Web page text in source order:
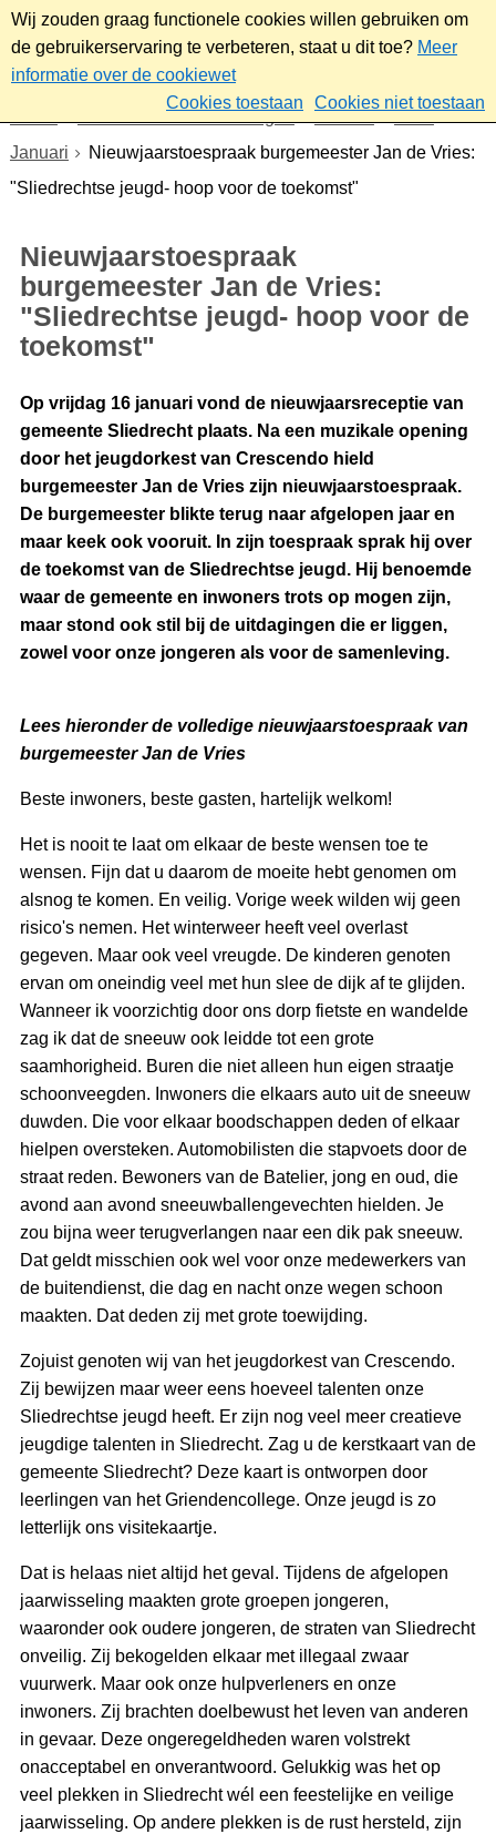
Wij zouden graag functionele cookies willen gebruiken om
de gebruikerservaring te verbeteren, staat u dit toe? Meer
informatie over de cookiewet
Cookies toestaan
Cookies niet toestaan
Nieuws & bekendmakingen Nieuws
2026
Januari
Nieuwjaarstoespraak burgemeester Jan de Vries:
"Sliedrechtse jeugd- hoop voor de toekomst"
Nieuwjaarstoespraak
burgemeester Jan de Vries:
"Sliedrechtse jeugd- hoop voor de
toekomst"
Op vrijdag 16 januari vond de nieuwjaarsreceptie van
gemeente Sliedrecht plaats. Na een muzikale opening
door het jeugdorkest van Crescendo hield
burgemeester Jan de Vries zijn nieuwjaarstoespraak.
De burgemeester blikte terug naar afgelopen jaar en
maar keek ook vooruit. In zijn toespraak sprak hij over
de toekomst van de Sliedrechtse jeugd. Hij benoemde
waar de gemeente en inwoners trots op mogen zijn,
maar stond ook stil bij de uitdagingen die er liggen,
zowel voor onze jongeren als voor de samenleving.
Lees hieronder de volledige nieuwjaarstoespraak van
burgemeester Jan de Vries
Beste inwoners, beste gasten, hartelijk welkom!
Het is nooit te laat om elkaar de beste wensen toe te
wensen. Fijn dat u daarom de moeite hebt genomen om
alsnog te komen. En veilig. Vorige week wilden wij geen
risico's nemen. Het winterweer heeft veel overlast
gegeven. Maar ook veel vreugde. De kinderen genoten
ervan om oneindig veel met hun slee de dijk af te glijden.
Wanneer ik voorzichtig door ons dorp fietste en wandelde
zag ik dat de sneeuw ook leidde tot een grote
saamhorigheid. Buren die niet alleen hun eigen straatje
schoonveegden. Inwoners die elkaars auto uit de sneeuw
duwden. Die voor elkaar boodschappen deden of elkaar
hielpen oversteken. Automobilisten die stapvoets door de
straat reden. Bewoners van de Batelier, jong en oud, die
avond aan avond sneeuwballengevechten hielden. Je
zou bijna weer terugverlangen naar een dik pak sneeuw.
Dat geldt misschien ook wel voor onze medewerkers van
de buitendienst, die dag en nacht onze wegen schoon
maakten. Dat deden zij met grote toewijding.
Zojuist genoten wij van het jeugdorkest van Crescendo.
Zij bewijzen maar weer eens hoeveel talenten onze
Sliedrechtse jeugd heeft. Er zijn nog veel meer creatieve
jeugdige talenten in Sliedrecht. Zag u de kerstkaart van de
gemeente Sliedrecht? Deze kaart is ontworpen door
leerlingen van het Griendencollege. Onze jeugd is zo
letterlijk ons visitekaartje.
Dat is helaas niet altijd het geval. Tijdens de afgelopen
jaarwisseling maakten grote groepen jongeren,
waaronder ook oudere jongeren, de straten van Sliedrecht
onveilig. Zij bekogelden elkaar met illegaal zwaar
vuurwerk. Maar ook onze hulpverleners en onze
inwoners. Zij brachten doelbewust het leven van anderen
in gevaar. Deze ongeregeldheden waren volstrekt
onacceptabel en onverantwoord. Gelukkig was het op
veel plekken in Sliedrecht wél een feestelijke en veilige
jaarwisseling. Op andere plekken is de rust hersteld, zijn